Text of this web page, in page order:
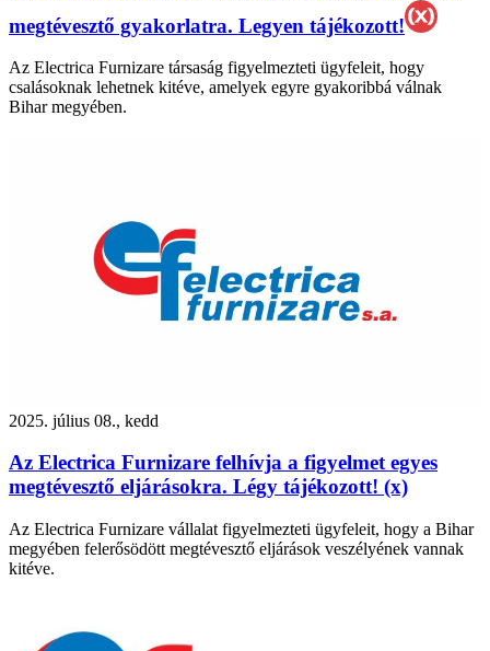
megtévesztő gyakorlatra. Legyen tájékozott!
Az Electrica Furnizare társaság figyelmezteti ügyfeleit, hogy
csalásoknak lehetnek kitéve, amelyek egyre gyakoribbá válnak
Bihar megyében.
2025. július 08., kedd
Az Electrica Furnizare felhívja a figyelmet egyes
megtévesztő eljárásokra. Légy tájékozott! (x)
Az Electrica Furnizare vállalat figyelmezteti ügyfeleit, hogy a Bihar
megyében felerősödött megtévesztő eljárások veszélyének vannak
kitéve.